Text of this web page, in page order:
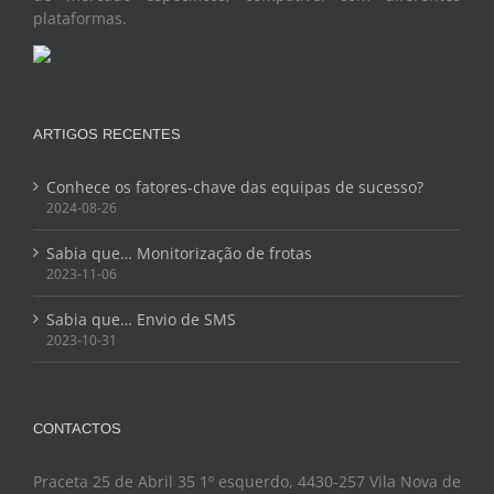
plataformas.
ARTIGOS RECENTES
Conhece os fatores-chave das equipas de sucesso?
2024-08-26
Sabia que… Monitorização de frotas
2023-11-06
Sabia que… Envio de SMS
2023-10-31
CONTACTOS
Praceta 25 de Abril 35 1º esquerdo, 4430-257 Vila Nova de